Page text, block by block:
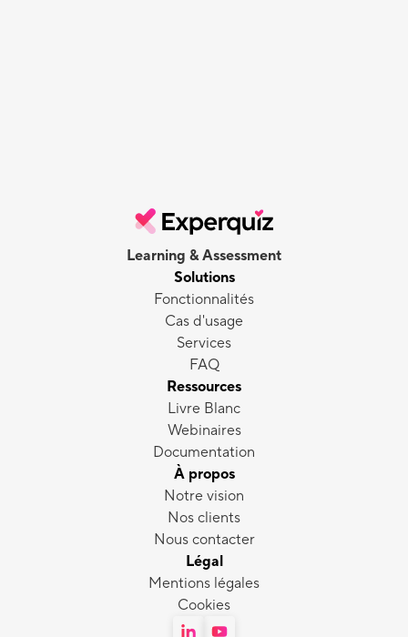
Learning & Assessment
Solutions
Fonctionnalités
Cas d'usage
Services
FAQ
Ressources
Livre Blanc
Webinaires
Documentation
À propos
Notre vision
Nos clients
Nous contacter
Légal
Mentions légales
Cookies